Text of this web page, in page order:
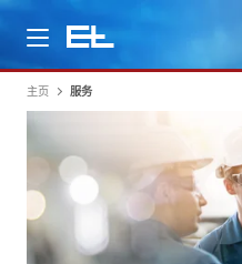
产品
行业
服务
主页 服务